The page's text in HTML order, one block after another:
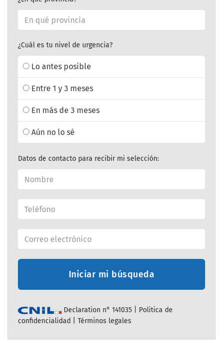
¿Cuál es tu nivel de urgencia?
Lo antes posible
Entre 1 y 3 meses
En más de 3 meses
Aún no lo sé
Datos de contacto para recibir mi selección:
Iniciar mi búsqueda
Declaration n° 141035 | Politica de
confidencialidad
Términos legales